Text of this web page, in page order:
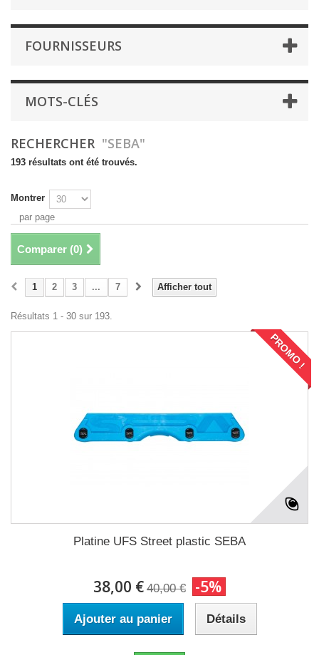
FOURNISSEURS
MOTS-CLÉS
RECHERCHER "SEBA"
193 résultats ont été trouvés.
Montrer
par page
Comparer (0)
Afficher tout
1 2 3 ... 7
Résultats 1 - 30 sur 193.
PROMO !
Platine UFS Street plastic SEBA
38,00 € 40,00 € -5%
Ajouter au panier Détails